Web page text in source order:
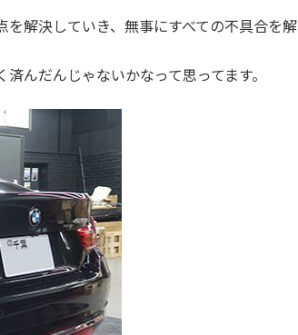
解決していき、無事にすべての不具合を解
んだんじゃないかなって思ってます。